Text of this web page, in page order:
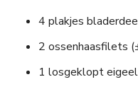
4 plakjes
2 ossenhaasfilets
1 losgeklopt eigeel